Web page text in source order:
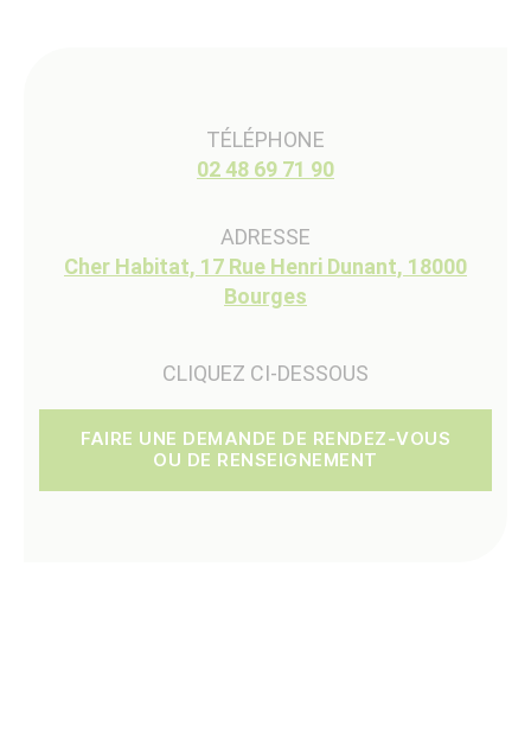
TÉLÉPHONE
02 48 69 71 90
ADRESSE
Cher Habitat, 17 Rue Henri Dunant, 18000
Bourges
CLIQUEZ CI-DESSOUS
FAIRE UNE DEMANDE DE RENDEZ-VOUS
OU DE RENSEIGNEMENT